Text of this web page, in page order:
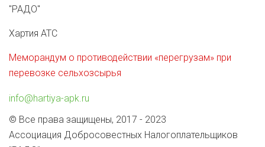
"РАДО"
Хартия АТС
Меморандум о противодействии «перегрузам» при
перевозке сельхозсырья
info@hartiya-apk.ru
© Все права защищены, 2017 - 2023
Ассоциация Добросовестных Налогоплательщиков